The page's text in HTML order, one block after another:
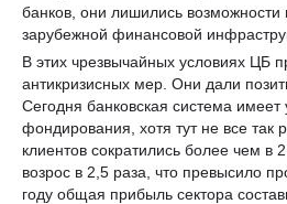
банков, они лишились возможности
зарубежной финансовой
В этих чрезвычайных условиях ЦБ
антикризисных мер. Они дали
Сегодня банковская система имеет
фондирования, хотя тут не все так
клиентов сократились более чем в
возрос в 2,5 раза, что превысило
году общая прибыль сектора